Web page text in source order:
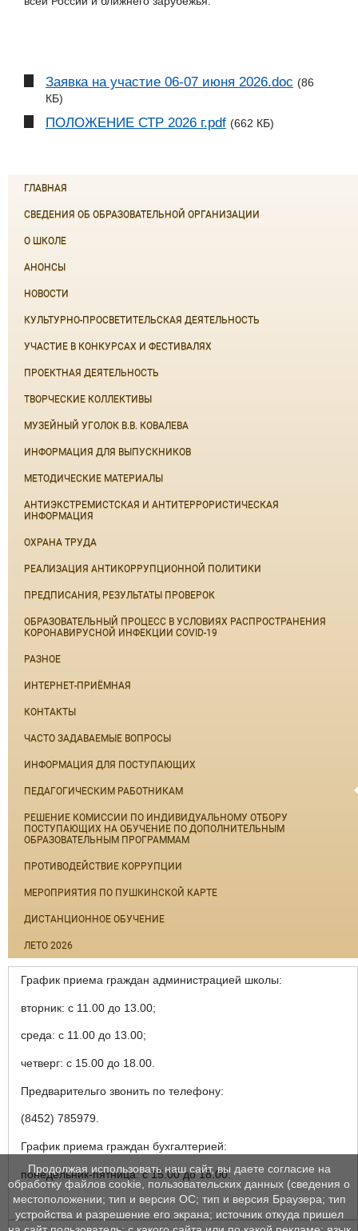
Заявка на участие 06-07 июня 2026.doc (86
КБ)
ПОЛОЖЕНИЕ СТР 2026 г.pdf (662 КБ)
ГЛАВНАЯ
СВЕДЕНИЯ ОБ ОБРАЗОВАТЕЛЬНОЙ ОРГАНИЗАЦИИ
О ШКОЛЕ
АНОНСЫ
НОВОСТИ
КУЛЬТУРНО-ПРОСВЕТИТЕЛЬСКАЯ ДЕЯТЕЛЬНОСТЬ
УЧАСТИЕ В КОНКУРСАХ И ФЕСТИВАЛЯХ
ПРОЕКТНАЯ ДЕЯТЕЛЬНОСТЬ
ТВОРЧЕСКИЕ КОЛЛЕКТИВЫ
МУЗЕЙНЫЙ УГОЛОК В.В. КОВАЛЕВА
ИНФОРМАЦИЯ ДЛЯ ВЫПУСКНИКОВ
МЕТОДИЧЕСКИЕ МАТЕРИАЛЫ
АНТИЭКСТРЕМИСТСКАЯ И АНТИТЕРРОРИСТИЧЕСКАЯ
ИНФОРМАЦИЯ
ОХРАНА ТРУДА
РЕАЛИЗАЦИЯ АНТИКОРРУПЦИОННОЙ ПОЛИТИКИ
ПРЕДПИСАНИЯ, РЕЗУЛЬТАТЫ ПРОВЕРОК
ОБРАЗОВАТЕЛЬНЫЙ ПРОЦЕСС В УСЛОВИЯХ РАСПРОСТРАНЕНИЯ
КОРОНАВИРУСНОЙ ИНФЕКЦИИ COVID-19
РАЗНОЕ
ИНТЕРНЕТ-ПРИЁМНАЯ
КОНТАКТЫ
ЧАСТО ЗАДАВАЕМЫЕ ВОПРОСЫ
ИНФОРМАЦИЯ ДЛЯ ПОСТУПАЮЩИХ
ПЕДАГОГИЧЕСКИМ РАБОТНИКАМ
РЕШЕНИЕ КОМИССИИ ПО ИНДИВИДУАЛЬНОМУ ОТБОРУ
ПОСТУПАЮЩИХ НА ОБУЧЕНИЕ ПО ДОПОЛНИТЕЛЬНЫМ
ОБРАЗОВАТЕЛЬНЫМ ПРОГРАММАМ
ПРОТИВОДЕЙСТВИЕ КОРРУПЦИИ
МЕРОПРИЯТИЯ ПО ПУШКИНСКОЙ КАРТЕ
ДИСТАНЦИОННОЕ ОБУЧЕНИЕ
ЛЕТО 2026
График приема граждан администрацией школы:
вторник: с 11.00 до 13.00;
среда: с 11.00 до 13.00;
четверг: с 15.00 до 18.00.
Предварительго звонить по телефону:
(8452) 785979.
График приема граждан бухгалтерией:
понедельник-пятница: с 15.00 до 18.00.
Продолжая использовать наш сайт, вы даете согласие на
обработку файлов cookie, пользовательских данных (сведения о
местоположении; тип и версия ОС; тип и версия Браузера; тип
устройства и разрешение его экрана; источник откуда пришел